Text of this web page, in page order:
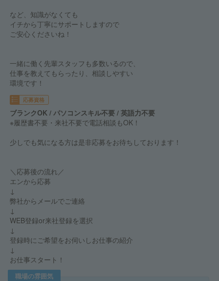
など、知識がなくても
イチから丁寧にサポートしますので
ご安心くださいね！
一緒に働く先輩スタッフも多数いるので、
仕事を教えてもらったり、相談しやすい
環境です！
応募資格
ブランクOK / パソコンスキル不要 / 英語力不要
※履歴書不要・来社不要で電話相談もOK！
少しでも気になる方は是非応募をお待ちしております！
＼応募後の流れ／
エンから応募
↓
弊社からメールでご連絡
↓
WEB登録or来社登録を選択
↓
登録時にご希望をお伺いしお仕事の紹介
↓
お仕事スタート！
職場の雰囲気